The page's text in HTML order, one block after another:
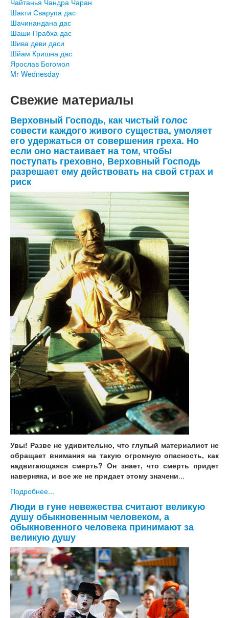
Шакти Сварупа дас
Шачинандана дас
Шаши Прабха дас
Шива деви даси
Шйам Кришна дас
Ярослав Богомол
Mr Wednesday
Свежие материалы
Верховный Господь, как чистый голос
совести каждого живого существа, умоляет
его удержаться от совершения греха. Но
если оно настаивает на том, чтобы
поступать греховно, Верховный Господь
разрешает ему действовать на свой страх и
риск
Увы! Разве не удивительно, что глупый материалист не
обращает внимания на такую огромную опасность, как
надвигающаяся смерть? Он знает, что смерть придет
наверняка, и все же не придает этому значени...
Подробнее...
Люди в гуне невежества считают великую
душу обыкновенным человеком, а
обыкновенного человека принимают за
великую душу